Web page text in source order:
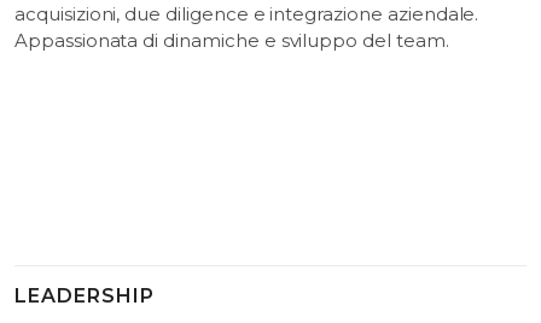
acquisizioni, due diligence e integrazione aziendale.
Appassionata di dinamiche e sviluppo del team.
LEADERSHIP